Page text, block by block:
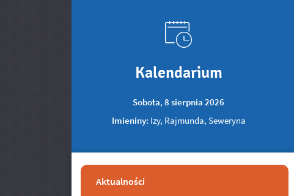
Kalendarium
Sobota, 8 sierpnia 2026
Imieniny: Izy, Rajmunda, Seweryna
Aktualności